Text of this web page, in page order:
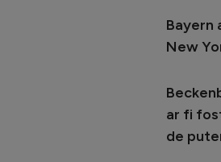
Bayern
New
ar fi
de